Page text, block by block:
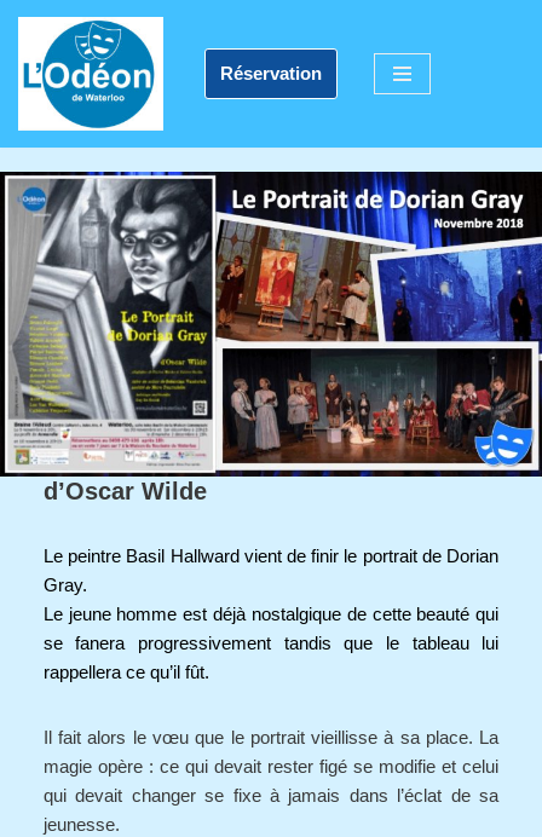
Aller
au
contenu
Réservation
d’Oscar Wilde
Le peintre Basil Hallward vient de finir le portrait de Dorian
Gray.
Le jeune homme est déjà nostalgique de cette beauté qui
se fanera progressivement tandis que le tableau lui
rappellera ce qu’il fût.
Il fait alors le vœu que le portrait vieillisse à sa place. La
magie opère : ce qui devait rester figé se modifie et celui
qui devait changer se fixe à jamais dans l’éclat de sa
jeunesse.